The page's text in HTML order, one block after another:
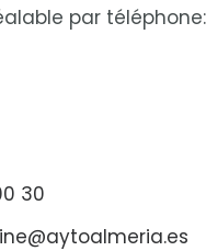
par téléphone:
30